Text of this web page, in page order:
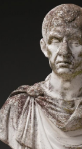
Mantar Başlıklı
Döküm demir tabanlı,
Şapka çap 36 cm
Taban çap 20 cm
Yükseklik 92 cm